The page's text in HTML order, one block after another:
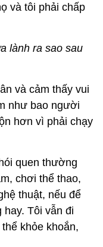
và tôi phải chấp
lành ra sao sau
và cảm thấy vui
như bao người
hơn vì phải chạy
quen thường
chơi thể thao,
thuật, nếu để
hay. Tôi vẫn đi
khỏe khoắn,